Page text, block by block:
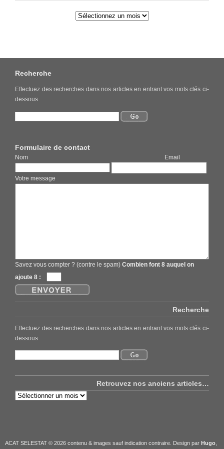
Recherche
Effectuez des recherches dans nos articles en entrant vos mots clés ci-
dessous
Formulaire de contact
Nom Email
Votre message
Savez vous compter ? (contre le spam) Combien font 8 auquel on
ajoute 8 :
Recherche
Effectuez des recherches dans nos articles en entrant vos mots clés ci-
dessous
Retrouvez nos anciens articles…
Retrouvez
ACAT SELESTAT © 2026 contenu & images sauf indication contraire. Design par Hugo